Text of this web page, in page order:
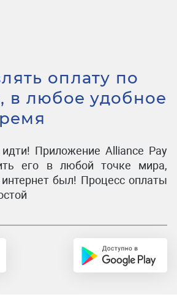
оплату по
в любое удобное
Приложение Alliance Pay
его в любой точке мира,
был! Процесс оплаты